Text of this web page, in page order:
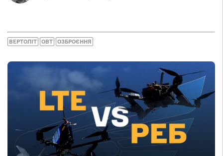
ВЕРТОЛІТ ОВТ ОЗБРОЄННЯ